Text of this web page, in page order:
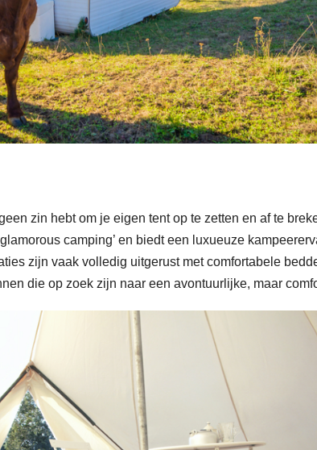
zin hebt om je eigen tent op te zetten en af te
camping’ en biedt een luxueuze
zijn vaak volledig uitgerust met comfortabele
die op zoek zijn naar een avontuurlijke, maar